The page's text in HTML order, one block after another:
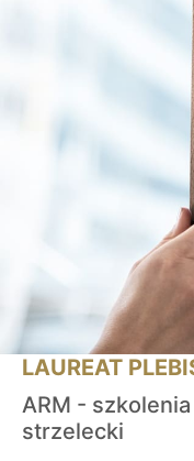
LAUREAT
ARM -
strzelecki